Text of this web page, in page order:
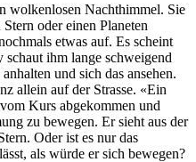
wolkenlosen Nachthimmel. Sie
oder einen Planeten
etwas auf. Es scheint
ihm lange schweigend
und sich das ansehen.
allein auf der Strasse. «Ein
Kurs abgekommen und
zu bewegen. Er sieht aus der
Oder ist es nur das
als würde er sich bewegen?